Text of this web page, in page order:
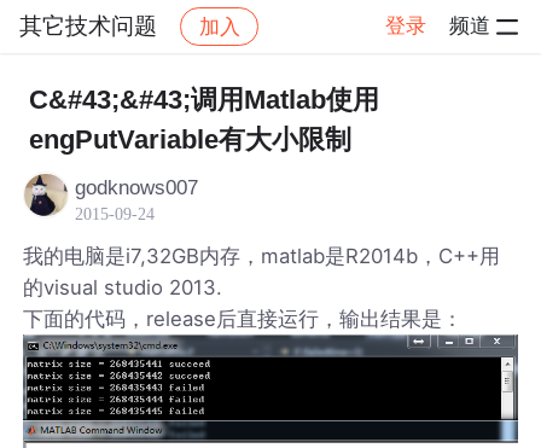
其它技术问题 加入 登录 频道
社区 其它技术问题 帖子详情
C&#43;&#43;调用Matlab使用
engPutVariable有大小限制
godknows007
2015-09-24
我的电脑是i7,32GB内存，matlab是R2014b，C++用
的visual studio 2013.
下面的代码，release后直接运行，输出结果是：